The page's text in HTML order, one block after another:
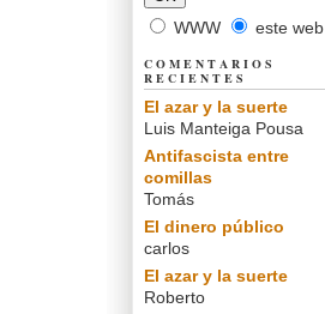
WWW este web
COMENTARIOS
RECIENTES
El azar y la suerte
Luis Manteiga Pousa
Antifascista entre
comillas
Tomás
El dinero público
carlos
El azar y la suerte
Roberto